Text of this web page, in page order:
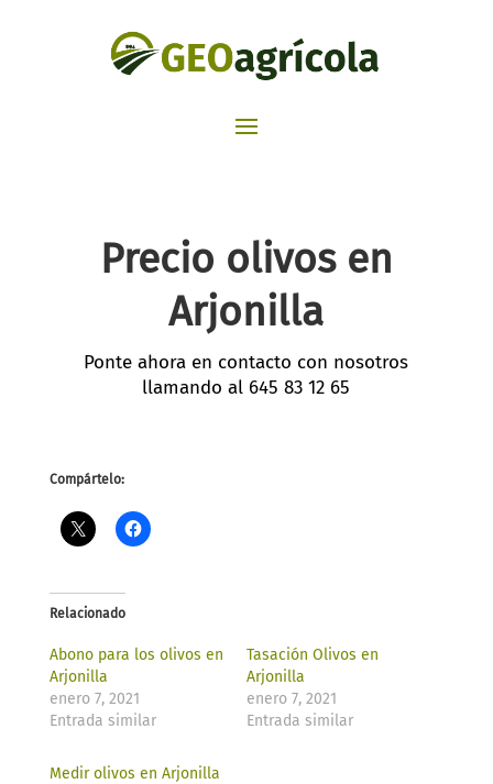
Precio olivos en
Arjonilla
Ponte ahora en contacto con nosotros
llamando al 645 83 12 65
Compártelo:
Relacionado
Abono para los olivos en
Arjonilla
enero 7, 2021
Entrada similar
Tasación Olivos en
Arjonilla
enero 7, 2021
Entrada similar
Medir olivos en Arjonilla